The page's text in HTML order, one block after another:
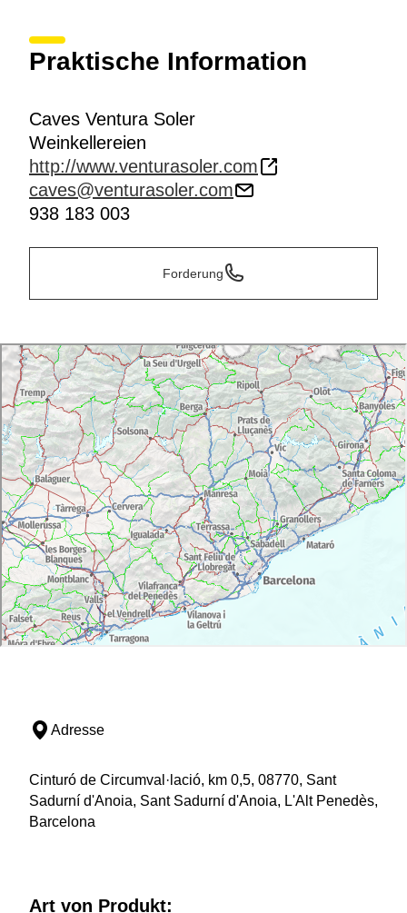
Praktische Information
Caves Ventura Soler
Weinkellereien
http://www.venturasoler.com
caves@venturasoler.com
938 183 003
Forderung
Adresse
Cinturó de Circumval·lació, km 0,5, 08770, Sant
Sadurní d'Anoia, Sant Sadurní d'Anoia, L'Alt Penedès,
Barcelona
Art von Produkt: